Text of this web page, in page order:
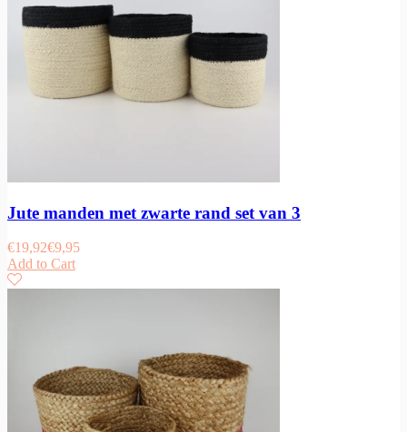
Jute manden met zwarte rand set van 3
€19,92€9,95
Add to Cart